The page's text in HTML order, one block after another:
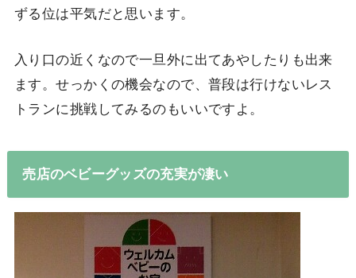
ずる位は平気だと思います。
入り口の近くなので一旦外に出てあやしたりも出来
ます。せっかくの機会なので、普段は行けないレス
トランに挑戦してみるのもいいですよ。
売店のベビーグッズの充実が凄い